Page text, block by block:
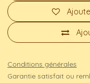
Conditions générales
Garantie satisfait ou